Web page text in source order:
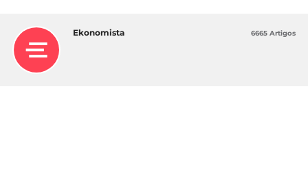
Ekonomista 6665 Artigos